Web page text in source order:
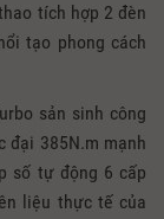
tích hợp 2 đèn
tạo phong cách
sản sinh công
đại 385N.m mạnh
số tự động 6 cấp
liệu thực tế của